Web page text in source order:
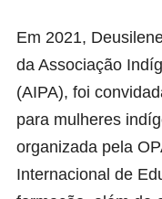
Em 2021,
da Associação
(AIPA), foi
para mulheres
organizada pela
Internacional de